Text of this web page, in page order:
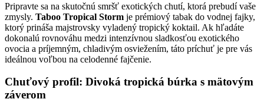
Nový
kolok
"H"
19,90
Pripravte sa na skutočnú smršť exotických chutí, ktorá prebudí vaše
zmysly. Taboo Tropical Storm je prémiový tabak do vodnej fajky,
ktorý prináša majstrovsky vyladený tropický koktail. Ak hľadáte
dokonalú rovnováhu medzi intenzívnou sladkosťou exotického
ovocia a príjemným, chladivým osviežením, táto príchuť je pre vás
ideálnou voľbou na celodenné fajčenie.
Chuťový profil: Divoká tropická búrka s mätovým
záverom